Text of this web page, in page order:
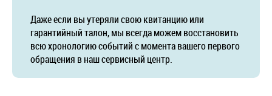
Даже если вы утеряли свою квитанцию или
гарантийный талон, мы всегда можем восстановить
всю хронологию событий с момента вашего первого
обращения в наш сервисный центр.